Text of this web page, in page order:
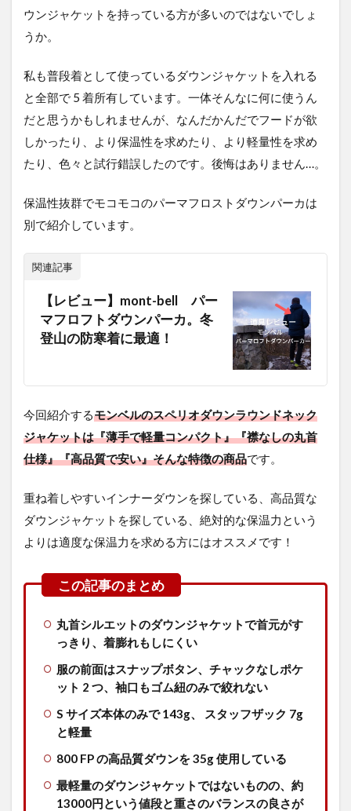
ウンジャケットを持っている方が多いのではないでしょ
うか。
私も普段着として使っているダウンジャケットを入れる
と全部で 5 着所有しています。一体そんなに何に使うん
だと思うかもしれませんが、なんだかんだでフードが欲
しかったり、より保温性を求めたり、より軽量性を求め
たり、色々と試行錯誤したのです。後悔はありません…。
保温性抜群でモコモコのパーマフロストダウンパーカは
別で紹介しています。
関連記事
【レビュー】mont-bell パー
マフロフトダウンパーカ。冬
登山の防寒着に最適！
今回紹介するモンベルのスペリオダウンラウンドネック
ジャケットは『薄手で軽量コンパクト』『襟なしの丸首
仕様』『高品質で安い』そんな特徴の商品です。
重ね着しやすいインナーダウンを探している、高品質な
ダウンジャケットを探している、絶対的な保温力という
よりは適度な保温力を求める方にはオススメです！
丸首シルエットのダウンジャケットで首元がす
っきり、着膨れもしにくい
服の前面はスナップボタン、チャックなしポケ
ット 2 つ、袖口もゴム紐のみで絞れない
S サイズ本体のみで 143g、 スタッフザック 7g
と軽量
800 FP の高品質ダウンを 35g 使用している
最軽量のダウンジャケットではないものの、約
13000円という値段と重さのバランスの良さが